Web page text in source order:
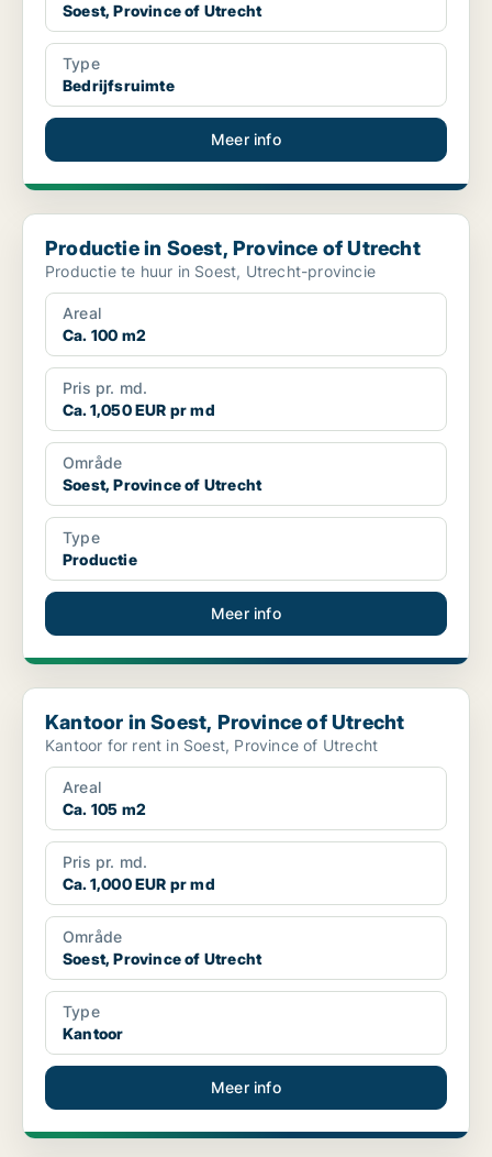
Soest, Province of Utrecht
Type
Bedrijfsruimte
Meer info
Productie in Soest, Province of Utrecht
Productie in Soest, Province of Utrecht
Productie te huur in Soest, Utrecht-provincie
Areal
Ca. 100 m2
Pris pr. md.
Ca. 1,050 EUR pr md
Område
Soest, Province of Utrecht
Type
Productie
Meer info
Kantoor in Soest, Province of Utrecht
Kantoor in Soest, Province of Utrecht
Kantoor for rent in Soest, Province of Utrecht
Areal
Ca. 105 m2
Pris pr. md.
Ca. 1,000 EUR pr md
Område
Soest, Province of Utrecht
Type
Kantoor
Meer info